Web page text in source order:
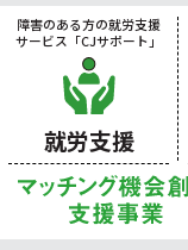
障害のある方の就労支援
サービス「CJサポート」
就労支援